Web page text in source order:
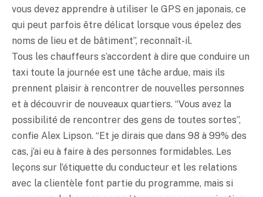
vous devez apprendre à utiliser le GPS en japonais, ce
qui peut parfois être délicat lorsque vous épelez des
noms de lieu et de bâtiment”, reconnaît-il.
Tous les chauffeurs s’accordent à dire que conduire un
taxi toute la journée est une tâche ardue, mais ils
prennent plaisir à rencontrer de nouvelles personnes
et à découvrir de nouveaux quartiers. “Vous avez la
possibilité de rencontrer des gens de toutes sortes”,
confie Alex Lipson. “Et je dirais que dans 98 à 99% des
cas, j’ai eu à faire à des personnes formidables. Les
leçons sur l’étiquette du conducteur et les relations
avec la clientèle font partie du programme, mais si